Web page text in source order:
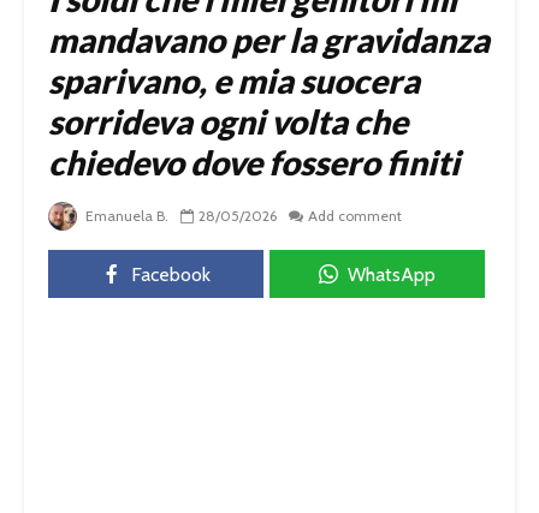
mandavano per la gravidanza
sparivano, e mia suocera
sorrideva ogni volta che
chiedevo dove fossero finiti
Emanuela B. 28/05/2026 Add comment
Facebook WhatsApp